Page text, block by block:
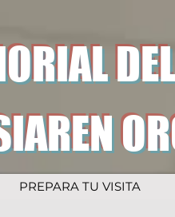
PREPARA TU VISITA